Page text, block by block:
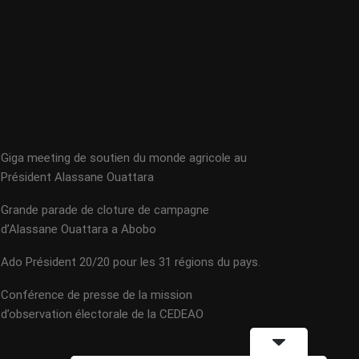
Giga meeting de soutien du monde agricole au
Président Alassane Ouattara
Grande parade de cloture de campagne
d’Alassane Ouattara a Abobo
Ado Président 20/20 pour les 31 régions du pays.
Conférence de presse de la mission
d’observation électorale de la CEDEAO